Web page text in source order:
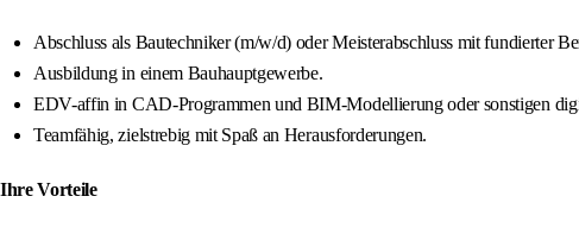
Abschluss als Bautechniker (m/w/d) oder Meisterabschluss mit fundierter
Ausbildung in einem Bauhauptgewerbe.
EDV-affin in CAD-Programmen und BIM-Modellierung oder sonstigen
Teamfähig, zielstrebig mit Spaß an Herausforderungen.
Ihre Vorteile